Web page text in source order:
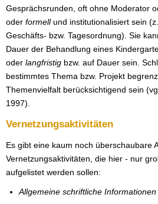
Gesprächsrunden, oft ohne Moderator
oder formellund institutionalisiert sein
Geschäfts- bzw. Tagesordnung). Sie
Dauer der Behandlung eines
oder langfristig bzw. auf Dauer sein.
bestimmtes Thema bzw. Projekt
Themenvielfalt berücksichtigend sein
1997).
Vernetzungsaktivitäten
Es gibt eine kaum noch überschaubare
Vernetzungsaktivitäten, die hier - nur
aufgelistet werden sollen:
Allgemeine schriftliche Informationen